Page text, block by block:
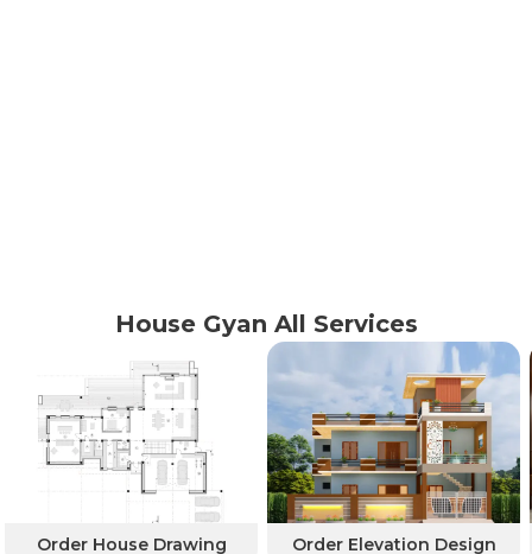
House Gyan All Services
Order House Drawing Order Elevation Design